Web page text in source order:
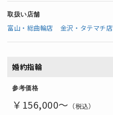
取扱い店舗
富山・総曲輪店 金沢・タテマチ店
婚約指輪
参考価格
￥156,000～ （税込）